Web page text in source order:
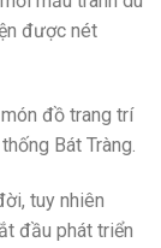
được nét
đồ trang trí
Bát Tràng.
tuy nhiên
đầu phát triển